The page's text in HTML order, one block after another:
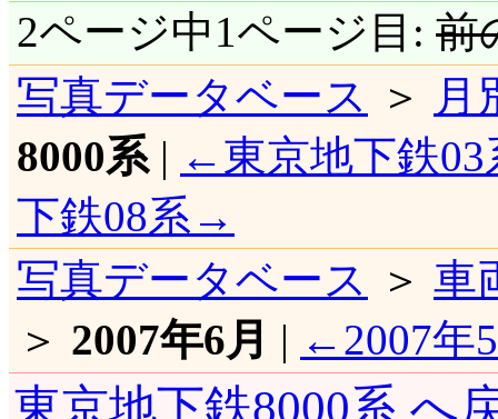
2ページ中1ページ目: 前
写真データベース
＞
月
8000系| ←東京地下鉄03
下鉄08系→
写真データベース
＞ 車
＞ 2007年6月 | ←2007年
東京地下鉄8000系 へ